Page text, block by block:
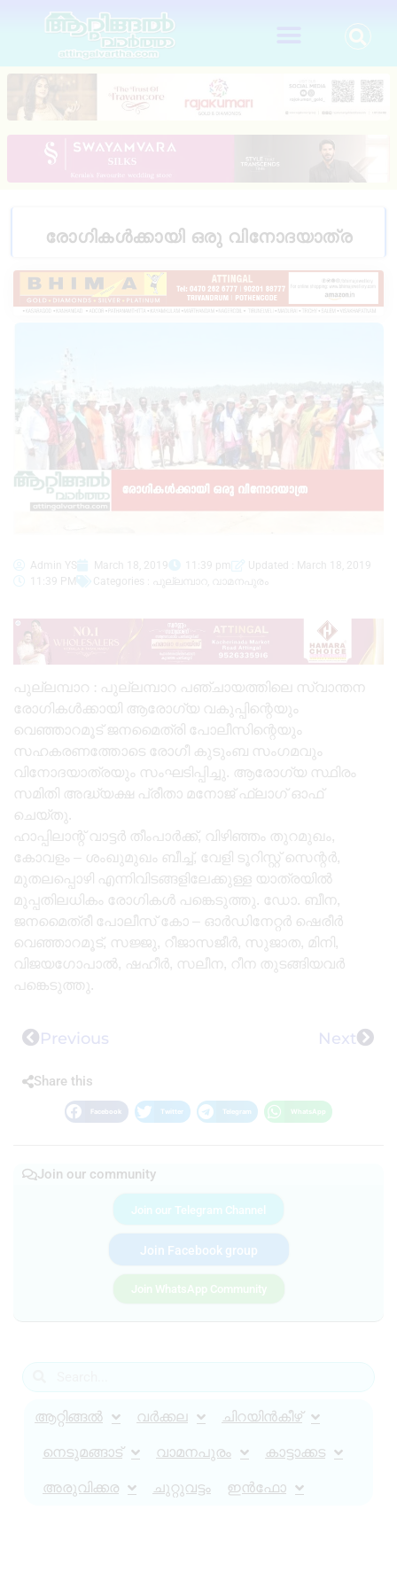
രോഗികൾക്കായി ഒരു വിനോദയാത്ര
Admin YS March 18, 2019 11:39 pm
Updated : March 18, 2019
11:39 PM
Categories : പുല്ലമ്പാറ വാമനപുരം
പുല്ലമ്പാറ : പുല്ലമ്പാറ പഞ്ചായത്തിലെ സ്വാന്തന
രോഗികൾക്കായി ആരോഗ്യ വകുപ്പിന്റെയും
വെഞ്ഞാറമൂട് ജനമൈത്രി പോലീസിന്റെയും
സഹകരണത്തോടെ രോഗീ കുടുംബ സംഗമവും
വിനോദയാത്രയും സംഘടിപ്പിച്ചു. ആരോഗ്യ സ്ഥിരം
സമിതി അദ്ധ്യക്ഷ പ്രീതാ മനോജ് ഫ്ലാഗ് ഓഫ്
ചെയ്‌തു.
ഹാപ്പിലാന്റ് വാട്ടർ തീംപാർക്ക്, വിഴിഞ്ഞം തുറമുഖം,
കോവളം – ശംഖുമുഖം ബീച്ച്, വേളി ടൂറിസ്റ്റ് സെന്റർ,
മുതലപ്പൊഴി എന്നിവിടങ്ങളിലേക്കുള്ള യാത്രയിൽ
മുപ്പതിലധികം രോഗികൾ പങ്കെടുത്തു. ഡോ. ബീന,
ജനമൈത്രീ പോലീസ് കോ – ഓർഡിനേറ്റർ ഷെരീർ
വെഞ്ഞാറമൂട്, സജ്ജു, റീജാസജീർ, സുജാത, മിനി,
വിജയഗോപാൽ, ഷഹീർ, സലീന, റീന തുടങ്ങിയവർ
പങ്കെടുത്തു.
Previous Next
Share this
Facebook Twitter Telegram WhatsApp
Join our community
Join our Telegram Channel
Join Facebook group
Join WhatsApp Community
ആറ്റിങ്ങൽ വർക്കല ചിറയിൻകീഴ്
നെടുമങ്ങാട് വാമനപുരം കാട്ടാക്കട
അരുവിക്കര ചുറ്റുവട്ടം ഇൻഫോ